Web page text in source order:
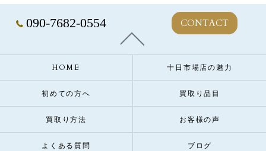
090-7682-0554 CONTACT
HOME 十日市場店の魅力
初めての方へ 買取り品目
買取り方法 お客様の声
よくある質問 ブログ